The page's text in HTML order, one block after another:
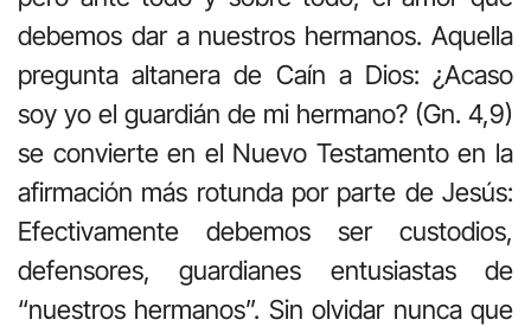
debemos dar a nuestros hermanos. Aquella
pregunta altanera de Caín a Dios: ¿Acaso
soy yo el guardián de mi hermano? (Gn. 4,9)
se convierte en el Nuevo Testamento en la
afirmación más rotunda por parte de Jesús:
Efectivamente debemos ser custodios,
defensores, guardianes entusiastas de
“nuestros hermanos”. Sin olvidar nunca que